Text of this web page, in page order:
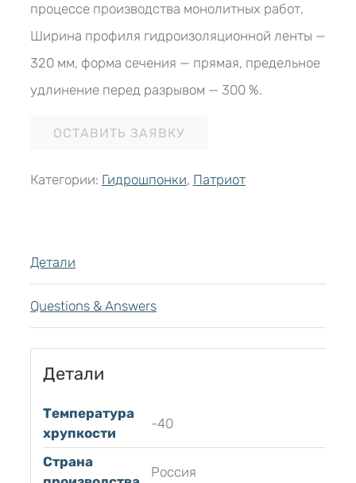
процессе производства монолитных работ.
Ширина профиля гидроизоляционной ленты —
320 мм, форма сечения — прямая, предельное
удлинение перед разрывом — 300 %.
ОСТАВИТЬ ЗАЯВКУ
Категории: Гидрошпонки, Патриот
Детали
Questions & Answers
Детали
Температура
хрупкости
-40
Страна
Россия